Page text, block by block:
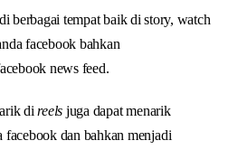
berbagai tempat baik di story, watch
facebook bahkan
news feed.
di reels juga dapat menarik
facebook dan bahkan menjadi